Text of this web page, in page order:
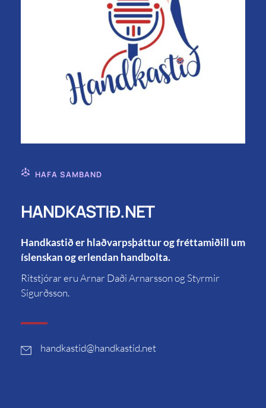
HAFA SAMBAND
HANDKASTIÐ.NET
Handkastið er hlaðvarpsþáttur og fréttamiðill um
íslenskan og erlendan handbolta.
Ritstjórar eru Arnar Daði Arnarsson og Styrmir
Sigurðsson.
handkastid@handkastid.net